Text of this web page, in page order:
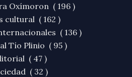
Oxímoron ( 196 )
cultural ( 162 )
( 136 )
Tío Plinio ( 95 )
( 47 )
( 32 )